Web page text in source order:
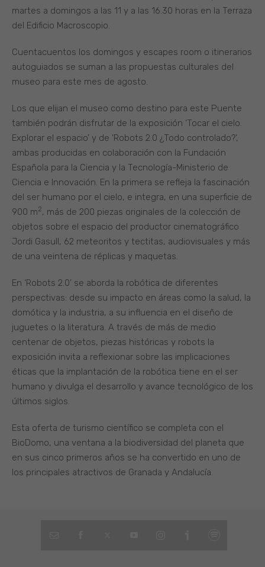
martes a domingos a las 11 y a las 16.30 horas en la Terraza
del Edificio Macroscopio.
Cuentacuentos los domingos y escapes room o itinerarios
autoguiados se suman a las propuestas culturales del
museo para este mes de agosto.
Los que elijan el museo como destino para este Puente
también podrán disfrutar de la exposición ‘Tocar el cielo.
Explorar el espacio’ y de ‘Robots 2.0 ¿Todo controlado?’,
ambas producidas en colaboración con la Fundación
Española para la Ciencia y la Tecnología-Ministerio de
Ciencia e Innovación. En la primera se refleja la fascinación
del ser humano por el cielo, e integra, en una superficie de
900 m2, más de 200 piezas originales de la colección de
objetos sobre el espacio del productor cinematográfico
Jordi Gasull, 62 meteoritos y tectitas, audiovisuales y más
de una veintena de réplicas y maquetas.
En ‘Robots 2.0’ se aborda la robótica de diferentes
perspectivas: desde su impacto en áreas como la salud, la
domótica y la industria, a su influencia en el diseño de
juguetes o la literatura. A través de más de medio
centenar de objetos, piezas históricas y robots la
exposición invita a reflexionar sobre las implicaciones
éticas que la implantación de la robótica tiene en el ser
humano y divulga el desarrollo y avance tecnológico de los
últimos siglos.
Esta oferta de turismo científico se completa con el
BioDomo, una ventana a la biodiversidad del planeta que
en sus cinco primeros años se ha convertido en uno de
los principales atractivos de Granada y Andalucía.